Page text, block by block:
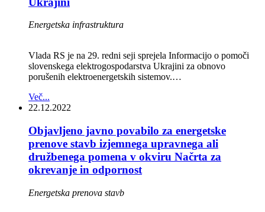
Energetska infrastruktura
Vlada RS je na 29. redni seji sprejela Informacijo o pomoči
slovenskega elektrogospodarstva Ukrajini za obnovo
porušenih elektroenergetskih sistemov.…
Več...
22.12.2022
Objavljeno javno povabilo za energetske
prenove stavb izjemnega upravnega ali
družbenega pomena v okviru Načrta za
okrevanje in odpornost
Energetska prenova stavb